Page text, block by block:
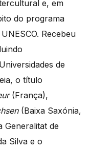
e, em
do programa
Recebeu
de
o título
(França),
(Baixa Saxónia,
Generalitat de
Silva e o